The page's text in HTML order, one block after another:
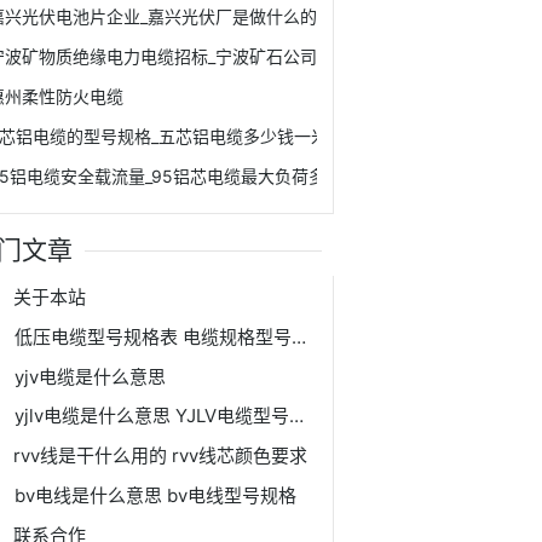
兴光伏电池片企业_嘉兴光伏厂是做什么的
波矿物质绝缘电力电缆招标_宁波矿石公司
州柔性防火电缆
铝电缆的型号规格_五芯铝电缆多少钱一米
铝电缆安全载流量_95铝芯电缆最大负荷多少个千瓦
文章
关于本站
低压电缆型号规格表 电缆规格型号表大全
yjv电缆是什么意思
yjlv电缆是什么意思 YJLV电缆型号规格表
rvv线是干什么用的 rvv线芯颜色要求
bv电线是什么意思 bv电线型号规格
联系合作